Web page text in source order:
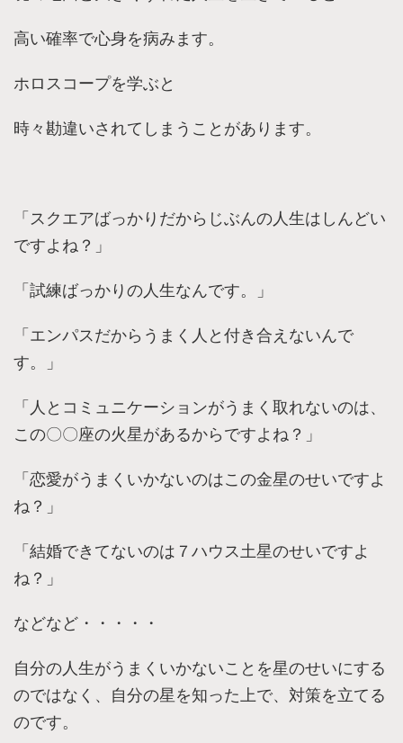
高い確率で心身を病みます。
ホロスコープを学ぶと
時々勘違いされてしまうことがあります。
「スクエアばっかりだからじぶんの人生はしんどい
ですよね？」
「試練ばっかりの人生なんです。」
「エンパスだからうまく人と付き合えないんで
す。」
「人とコミュニケーションがうまく取れないのは、
この〇〇座の火星があるからですよね？」
「恋愛がうまくいかないのはこの金星のせいですよ
ね？」
「結婚できてないのは７ハウス土星のせいですよ
ね？」
などなど・・・・・
自分の人生がうまくいかないことを星のせいにする
のではなく、自分の星を知った上で、対策を立てる
のです。